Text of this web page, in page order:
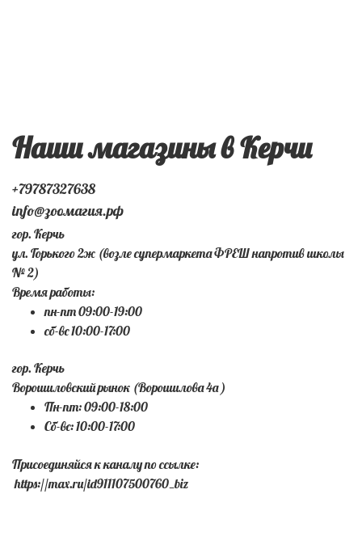
Наши магазины в Керчи
+79787327638
info@зоомагия.рф
гор. Керчь
ул. Горького 2ж (возле супермаркета ФРЕШ напротив школы
№ 2)
Время работы:
пн-пт 09:00-19:00
сб-вс 10:00-17:00
гор. Керчь
Ворошиловский рынок (Ворошилова 4а )
Пн-пт: 09:00-18:00
Сб-вс: 10:00-17:00
Присоединяйся к каналу по ссылке:
https://max.ru/id911107500760_biz